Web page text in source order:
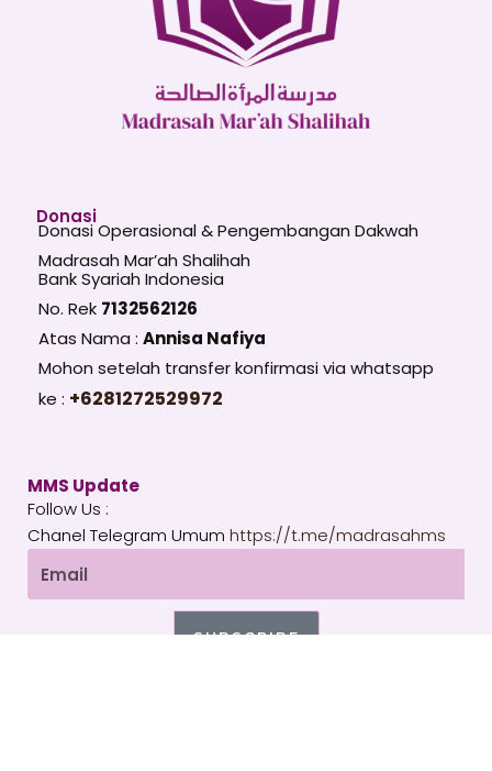
Donasi
Donasi Operasional & Pengembangan Dakwah
Madrasah Mar’ah Shalihah
Bank Syariah Indonesia
No. Rek 7132562126
Atas Nama : Annisa Nafiya
Mohon setelah transfer konfirmasi via whatsapp
ke : +6281272529972
MMS Update
Follow Us :
Chanel Telegram Umum https://t.me/madrasahms
Email
SUBSCRIBE